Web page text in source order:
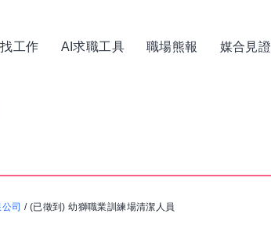
找工作 AI求職工具 職場熊報 媒合見證
司 / (已徵到) 幼獅職業訓練場清潔人員